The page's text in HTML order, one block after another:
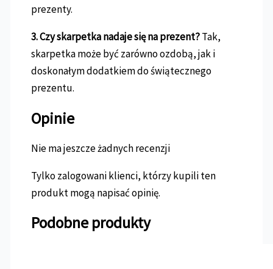
prezenty.
3. Czy skarpetka nadaje się na prezent?Tak,
skarpetka może być zarówno ozdobą, jak i
doskonałym dodatkiem do świątecznego
prezentu.
Opinie
Nie ma jeszcze żadnych recenzji
Tylko zalogowani klienci, którzy kupili ten
produkt mogą napisać opinię.
Podobne produkty